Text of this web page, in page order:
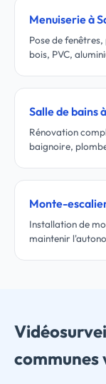
Menuiserie à
Pose de
bois, PVC,
Salle de bains
Rénovation
baignoire,
Monte-
Installation de
maintenir
communes